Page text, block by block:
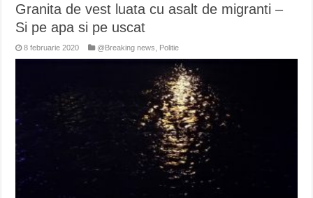
Granita de vest luata cu asalt de migranti –
Si pe apa si pe uscat
8 februarie 2020 @Breaking news Politie